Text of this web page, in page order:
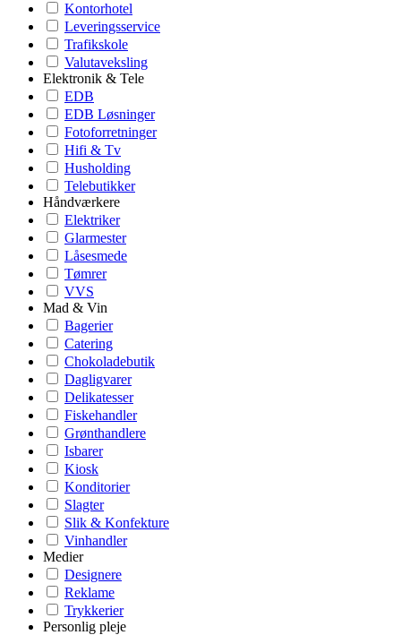
Kontorhotel
Leveringsservice
Trafikskole
Valutaveksling
Elektronik & Tele
EDB
EDB Løsninger
Fotoforretninger
Hifi & Tv
Husholding
Telebutikker
Håndværkere
Elektriker
Glarmester
Låsesmede
Tømrer
VVS
Mad & Vin
Bagerier
Catering
Chokoladebutik
Dagligvarer
Delikatesser
Fiskehandler
Grønthandlere
Isbarer
Kiosk
Konditorier
Slagter
Slik & Konfekture
Vinhandler
Medier
Designere
Reklame
Trykkerier
Personlig pleje